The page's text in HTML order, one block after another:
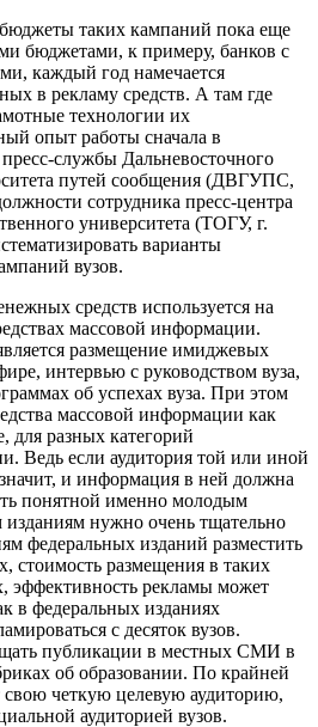
таких кампаний пока еще
бюджетами, к примеру, банков с
каждый год намечается
в рекламу средств. А там где
технологии их
опыт работы сначала в
службы Дальневосточного
путей сообщения (ДВГУПС,
сотрудника пресс-центра
университета (ТОГУ, г.
варианты
вузов.
средств используется на
массовой информации.
размещение имиджевых
интервью с руководством вуза,
об успехах вуза. При этом
массовой информации как
разных категорий
Ведь если аудитория той или иной
и информация в ней должна
понятной именно молодым
нужно очень тщательно
федеральных изданий разместить
стоимость размещения в таких
рекламы может
в федеральных изданиях
с десяток вузов.
публикации в местных СМИ в
об образовании. По крайней
четкую целевую аудиторию,
аудиторией вузов.